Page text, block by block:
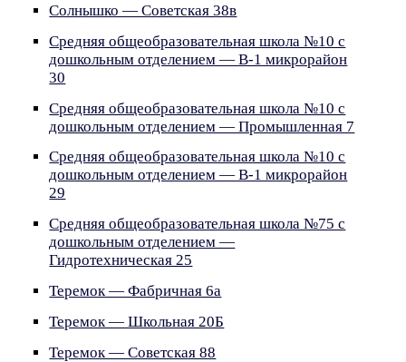
Солнышко — Советская 38в
Средняя общеобразовательная школа №10 с
дошкольным отделением — В-1 микрорайон
30
Средняя общеобразовательная школа №10 с
дошкольным отделением — Промышленная 7
Средняя общеобразовательная школа №10 с
дошкольным отделением — В-1 микрорайон
29
Средняя общеобразовательная школа №75 с
дошкольным отделением —
Гидротехническая 25
Теремок — Фабричная 6а
Теремок — Школьная 20Б
Теремок — Советская 88